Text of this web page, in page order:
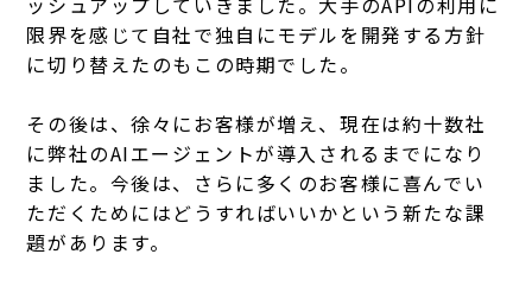
限界を感じて自社で独自にモデルを開発する方針
に切り替えたのもこの時期でした。
その後は、徐々にお客様が増え、現在は約十数社
に弊社のAIエージェントが導入されるまでになり
ました。今後は、さらに多くのお客様に喜んでい
ただくためにはどうすればいいかという新たな課
題があります。